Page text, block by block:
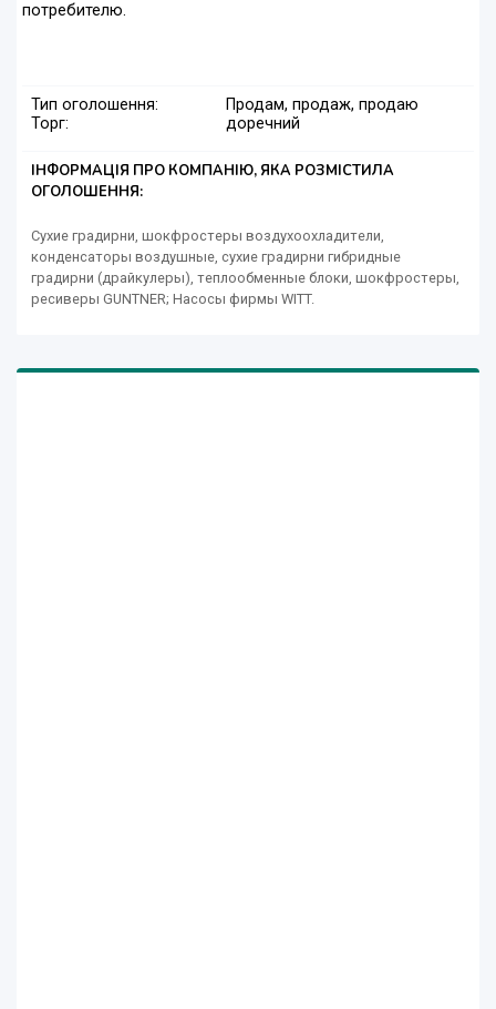
потребителю.
Тип оголошення:
Продам, продаж, продаю
Торг:
доречний
ІНФОРМАЦІЯ ПРО КОМПАНІЮ, ЯКА РОЗМІСТИЛА
ОГОЛОШЕННЯ:
Сухие градирни, шокфростеры воздухоохладители,
конденсаторы воздушные, сухие градирни гибридные
градирни (драйкулеры), теплообменные блоки, шокфростеры,
ресиверы GUNTNER; Насосы фирмы WITT.